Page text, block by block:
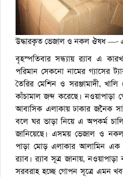
উদ্ধারকৃত ভেজাল ও নকল ঔষধ —-
বৃহস্পতিবার সন্ধ্যায় র‌্যাব এ
পরিমান সেকনো নামের গ্যাসের
তৈরির মেশিন ও সরঞ্জামাদী,
কাঁচামাল জব্দ করেছে। নওয়াপাড়া
আবাসিক এলাকায় ঢাকার জনৈক
বলে ঘর ভাড়া নিয়ে এ অপকর্ম
জানিয়েছে। এসময় ভেজাল ও
পাড়া মোড় এলাকার আলামিন
র‌্যাব। র‌্যাব সূত্র জানায়,
সরবরাহ হচ্ছে গোপন সূত্রে এমন